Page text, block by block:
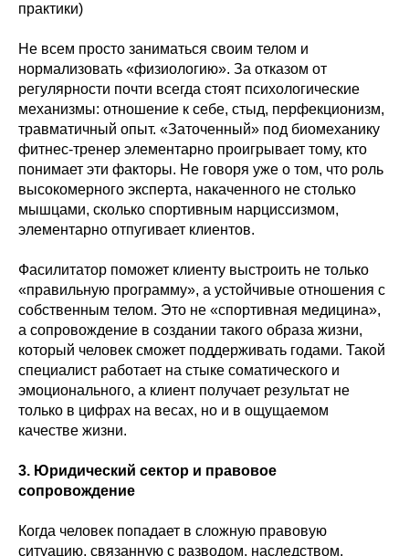
практики)
Не всем просто заниматься своим телом и
нормализовать «физиологию». За отказом от
регулярности почти всегда стоят психологические
механизмы: отношение к себе, стыд, перфекционизм,
травматичный опыт. «Заточенный» под биомеханику
фитнес-тренер элементарно проигрывает тому, кто
понимает эти факторы. Не говоря уже о том, что роль
высокомерного эксперта, накаченного не столько
мышцами, сколько спортивным нарциссизмом,
элементарно отпугивает клиентов.
Фасилитатор поможет клиенту выстроить не только
«правильную программу», а устойчивые отношения с
собственным телом. Это не «спортивная медицина»,
а сопровождение в создании такого образа жизни,
который человек сможет поддерживать годами. Такой
специалист работает на стыке соматического и
эмоционального, а клиент получает результат не
только в цифрах на весах, но и в ощущаемом
качестве жизни.
3. Юридический сектор и правовое
сопровождение
Когда человек попадает в сложную правовую
ситуацию, связанную с разводом, наследством,